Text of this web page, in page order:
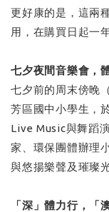
更好康的是，這兩
用，在購買日起一
七夕夜間音樂會，
七夕前的周末傍晚
芳區國中小學生，
Live Music與舞蹈
家、環保團體辦理
與悠揚樂聲及璀璨
「深」體力行，「